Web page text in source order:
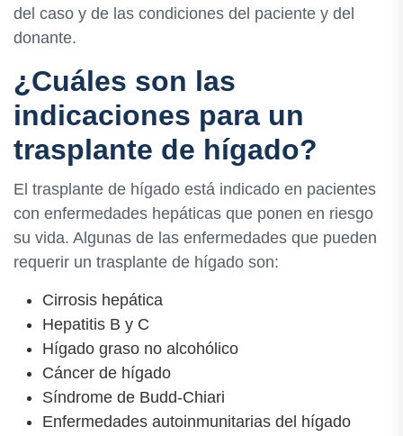
del caso y de las condiciones del paciente y del
donante.
¿Cuáles son las
indicaciones para un
trasplante de hígado?
El trasplante de hígado está indicado en pacientes
con enfermedades hepáticas que ponen en riesgo
su vida. Algunas de las enfermedades que pueden
requerir un trasplante de hígado son:
Cirrosis hepática
Hepatitis B y C
Hígado graso no alcohólico
Cáncer de hígado
Síndrome de Budd-Chiari
Enfermedades autoinmunitarias del hígado